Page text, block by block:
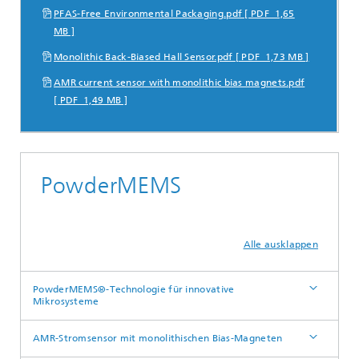
PFAS-Free Environmental Packaging.pdf [ PDF 1,65
MB ]
Monolithic Back-Biased Hall Sensor.pdf [ PDF 1,73 MB ]
AMR current sensor with monolithic bias magnets.pdf
[ PDF 1,49 MB ]
PowderMEMS
Alle ausklappen
PowderMEMS®-Technologie für innovative
Mikrosysteme
AMR-Stromsensor mit monolithischen Bias-Magneten